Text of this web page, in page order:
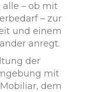
– ob mit
– zur
und einem
anregt.
der
mit
dem